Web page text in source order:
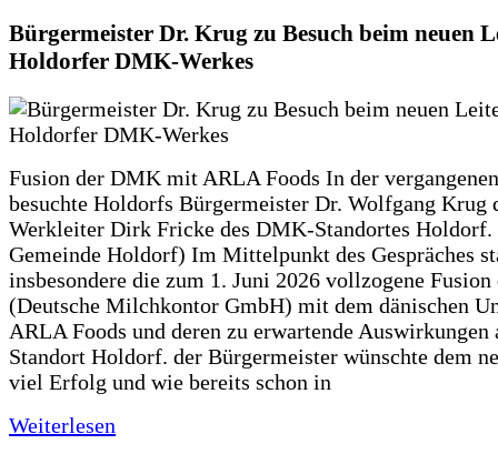
Bürgermeister Dr. Krug zu Besuch beim neuen
Holdorfer DMK-Werkes
Fusion der DMK mit ARLA Foods In der
besuchte Holdorfs Bürgermeister Dr. Wolfgang Krug
Werkleiter Dirk Fricke des DMK-Standortes Holdorf.
Gemeinde Holdorf) Im Mittelpunkt des Gespräches
insbesondere die zum 1. Juni 2026 vollzogene
(Deutsche Milchkontor GmbH) mit dem dänischen
ARLA Foods und deren zu erwartende Auswirkungen
Standort Holdorf. der Bürgermeister wünschte dem
viel Erfolg und wie bereits schon in
Weiterlesen